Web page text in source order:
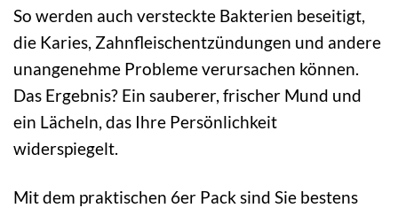
So werden auch versteckte Bakterien beseitigt,
die Karies, Zahnfleischentzündungen und andere
unangenehme Probleme verursachen können.
Das Ergebnis? Ein sauberer, frischer Mund und
ein Lächeln, das Ihre Persönlichkeit
widerspiegelt.
Mit dem praktischen 6er Pack sind Sie bestens